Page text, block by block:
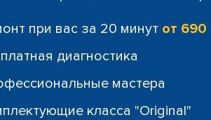
при вас за 20 минут от
диагностика
мастера
класса "Original"